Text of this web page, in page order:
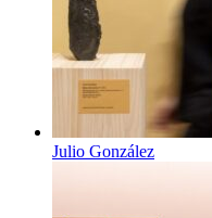
Julio González